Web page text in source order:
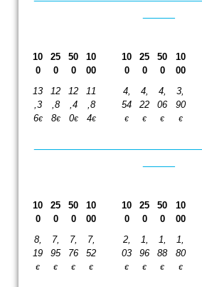
10
0
25
0
50
0
10
00
10
0
25
0
50
0
10
00
13
,3
6€
12
,8
8€
12
,4
0€
11
,8
4€
4,
54
€
4,
22
€
4,
06
€
3,
90
€
10
0
25
0
50
0
10
00
10
0
25
0
50
0
10
00
8,
19
€
7,
95
€
7,
76
€
7,
52
€
2,
03
€
1,
96
€
1,
88
€
1,
80
€